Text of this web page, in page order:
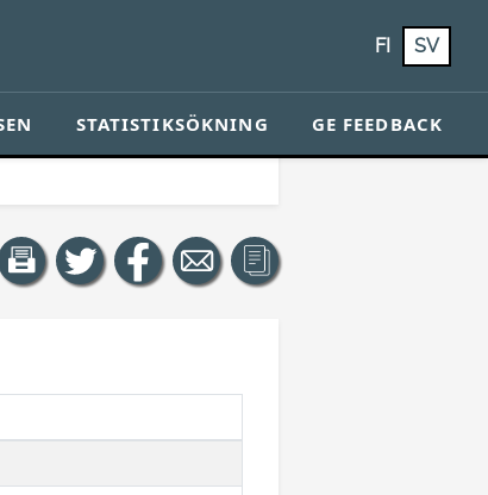
FI SV
STATISTIKSÖKNING GE FEEDBACK